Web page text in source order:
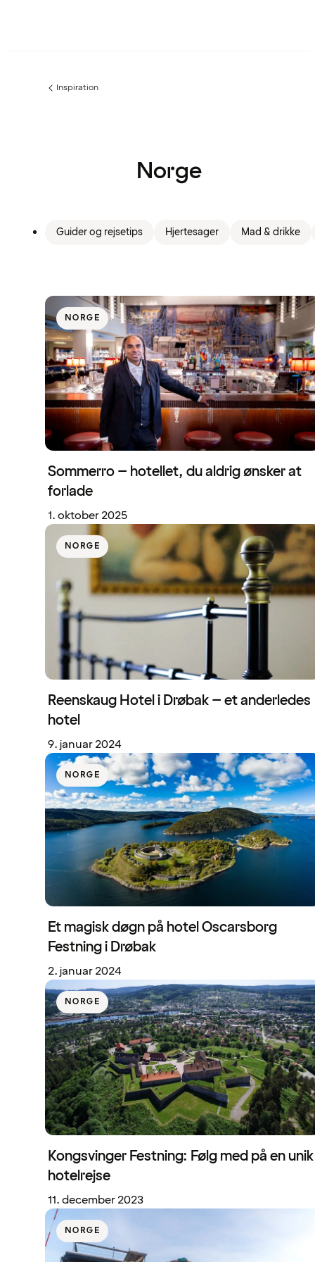
Forrige
Inspiration
Norge
Guider og rejsetips Hjertesager Mad & drikke
NORGE
Sommerro – hotellet, du aldrig ønsker at
forlade
1. oktober 2025
NORGE
Reenskaug Hotel i Drøbak – et anderledes
hotel
9. januar 2024
NORGE
Et magisk døgn på hotel Oscarsborg
Festning i Drøbak
2. januar 2024
NORGE
Kongsvinger Festning: Følg med på en unik
hotelrejse
11. december 2023
NORGE